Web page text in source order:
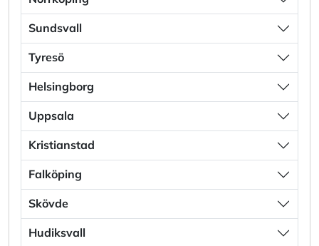
Sundsvall
Tyresö
Helsingborg
Uppsala
Kristianstad
Falköping
Skövde
Hudiksvall